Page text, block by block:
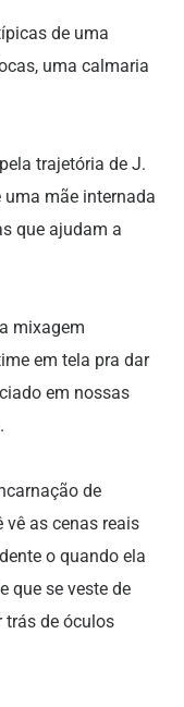
de uma
uma calmaria
trajetória de J.
uma mãe internada
que ajudam a
mixagem
em tela pra dar
em nossas
de
vê as cenas reais
o quando ela
que se veste de
trás de óculos